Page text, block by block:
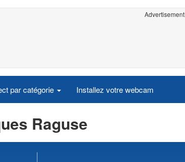
Advertisement
par catégorie Installez votre webcam
Raguse